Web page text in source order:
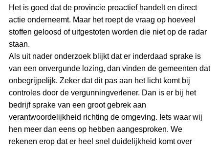
Het is goed dat de provincie proactief handelt en direct
actie onderneemt. Maar het roept de vraag op hoeveel
stoffen geloosd of uitgestoten worden die niet op de radar
staan.
Als uit nader onderzoek blijkt dat er inderdaad sprake is
van een onvergunde lozing, dan vinden de gemeenten dat
onbegrijpelijk. Zeker dat dit pas aan het licht komt bij
controles door de vergunningverlener. Dan is er bij het
bedrijf sprake van een groot gebrek aan
verantwoordelijkheid richting de omgeving. Iets waar wij
hen meer dan eens op hebben aangesproken. We
rekenen erop dat er heel snel duidelijkheid komt over